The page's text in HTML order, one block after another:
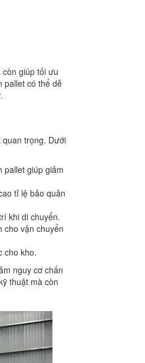
giúp tối ưu
pallet có thể dễ
quan trọng. Dưới
pallet giúp giảm
tỉ lệ bảo quản
khi di chuyển.
cho vận chuyển
cho kho.
nguy cơ chấn
thuật mà còn